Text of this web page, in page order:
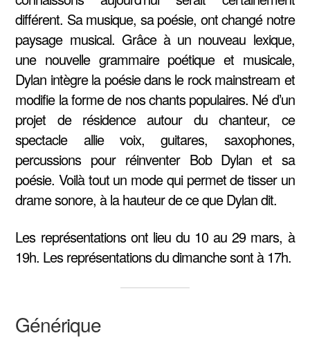
différent. Sa musique, sa poésie, ont changé notre
paysage musical. Grâce à un nouveau lexique,
une nouvelle grammaire poétique et musicale,
Dylan intègre la poésie dans le rock mainstream et
modifie la forme de nos chants populaires. Né d’un
projet de résidence autour du chanteur, ce
spectacle allie voix, guitares, saxophones,
percussions pour réinventer Bob Dylan et sa
poésie. Voilà tout un mode qui permet de tisser un
drame sonore, à la hauteur de ce que Dylan dit.
Les représentations ont lieu du 10 au 29 mars, à
19h. Les représentations du dimanche sont à 17h.
Générique